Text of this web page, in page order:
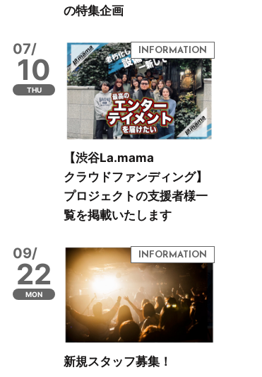
の特集企画
07/
10
THU
【渋谷La.mama
クラウドファンディング】
プロジェクトの支援者様一
覧を掲載いたします
09/
22
MON
新規スタッフ募集！